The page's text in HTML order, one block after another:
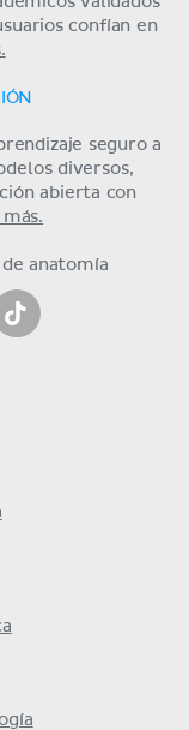
confían en
seguro a
diversos,
abierta con
más.
anatomía